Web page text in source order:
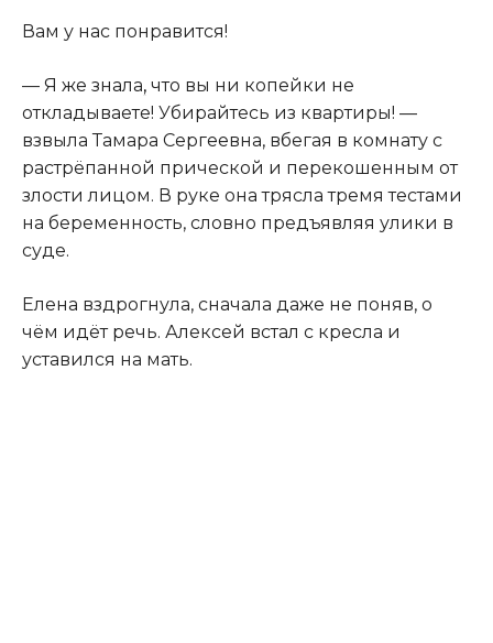
Вам у нас понравится!
— Я же знала, что вы ни копейки не
откладываете! Убирайтесь из квартиры! —
взвыла Тамара Сергеевна, вбегая в комнату с
растрёпанной прической и перекошенным от
злости лицом. В руке она трясла тремя тестами
на беременность, словно предъявляя улики в
суде.
Елена вздрогнула, сначала даже не поняв, о
чём идёт речь. Алексей встал с кресла и
уставился на мать.